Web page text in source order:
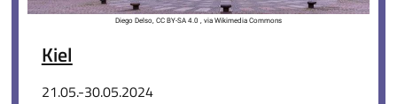
Diego Delso, CC BY-SA 4.0 , via Wikimedia Commons
Kiel
21.05.-30.05.2024